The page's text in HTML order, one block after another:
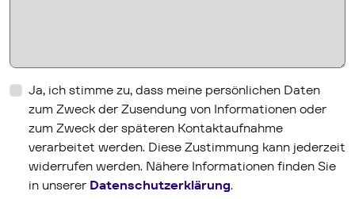
hs_content_membership_email_confirmed
Ja, ich stimme zu, dass meine persönlichen Daten
zum Zweck der Zusendung von Informationen oder
zum Zweck der späteren Kontaktaufnahme
verarbeitet werden. Diese Zustimmung kann jederzeit
widerrufen werden. Nähere Informationen finden Sie
in unserer Datenschutzerklärung.